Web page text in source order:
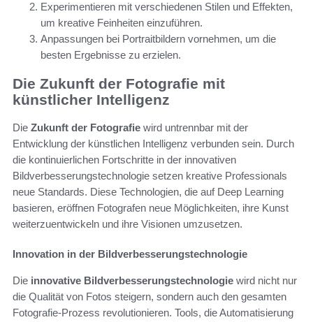
Experimentieren mit verschiedenen Stilen und Effekten,
um kreative Feinheiten einzuführen.
Anpassungen bei Portraitbildern vornehmen, um die
besten Ergebnisse zu erzielen.
Die Zukunft der Fotografie mit
künstlicher Intelligenz
Die Zukunft der Fotografie wird untrennbar mit der
Entwicklung der künstlichen Intelligenz verbunden sein. Durch
die kontinuierlichen Fortschritte in der innovativen
Bildverbesserungstechnologie setzen kreative Professionals
neue Standards. Diese Technologien, die auf Deep Learning
basieren, eröffnen Fotografen neue Möglichkeiten, ihre Kunst
weiterzuentwickeln und ihre Visionen umzusetzen.
Innovation in der Bildverbesserungstechnologie
Die innovative Bildverbesserungstechnologie wird nicht nur
die Qualität von Fotos steigern, sondern auch den gesamten
Fotografie-Prozess revolutionieren. Tools, die Automatisierung